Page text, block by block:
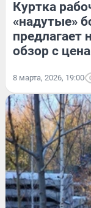
Куртка
«надутые»
предлагает
обзор с
8 марта, 2026, 19:00